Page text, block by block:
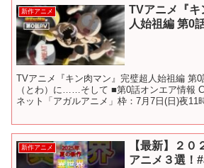
新作アニメ
TVアニメ『キ
人始祖編 第0
TVアニメ『キン肉マン』完璧超人始祖編 第
（とわ）に……そして ■第0話オンエア情報
ネット「アガルアニメ」枠：7月7日(日)夜11
新作アニメ
【最新】２０
アニメ３選！